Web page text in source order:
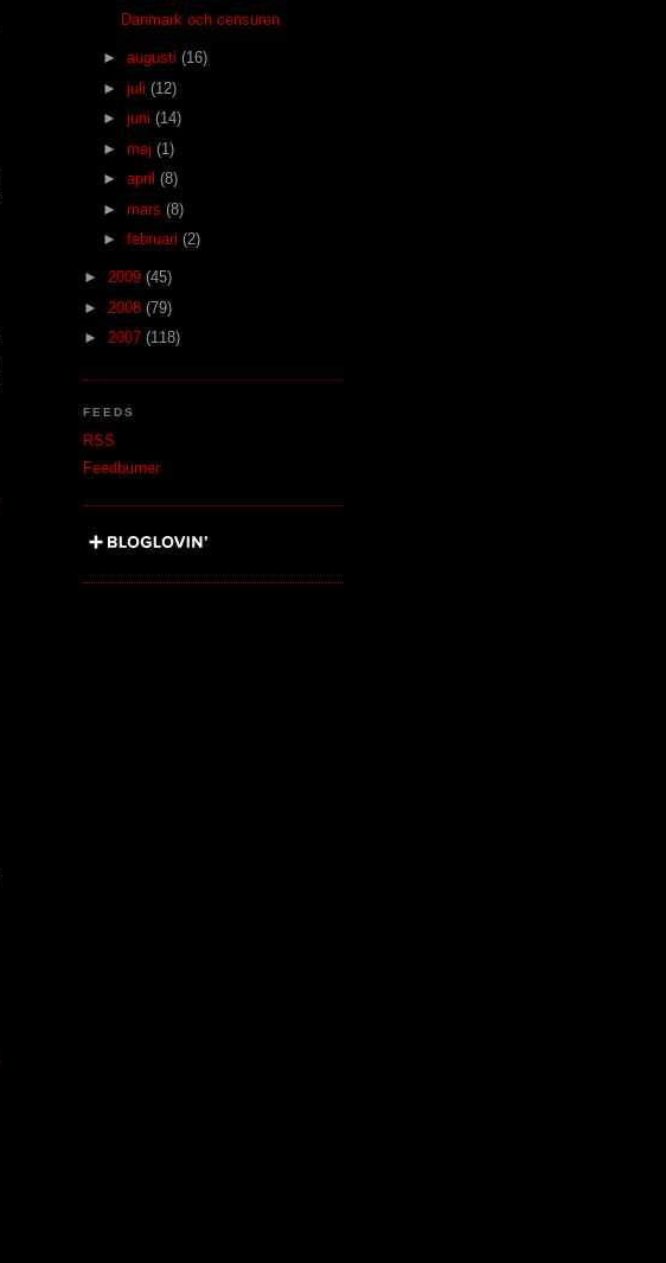
Danmark och censuren
► augusti (16)
► juli (12)
► juni (14)
► maj (1)
► april (8)
► mars (8)
► februari (2)
► 2009 (45)
► 2008 (79)
► 2007 (118)
FEEDS
RSS
Feedburner